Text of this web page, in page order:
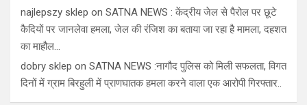
najlepszy sklep on SATNA NEWS : केंद्रीय जेल से पैरोल पर छूटे
कैदियों पर जानलेवा हमला, जेल की रंजिश का बताया जा रहा है मामला, दहशत
का माहौल…
dobry sklep on SATNA NEWS :नागौद पुलिस को मिली सफलता, विगत
दिनों में ग्राम बिरहुली में प्राणघातक हमला करने वाला एक आरोपी गिरफ्तार..